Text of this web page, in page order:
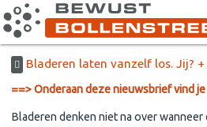
Bladeren laten vanzelf los. Jij? +
==> Onderaan deze nieuwsbrief vind
Bladeren denken niet na over